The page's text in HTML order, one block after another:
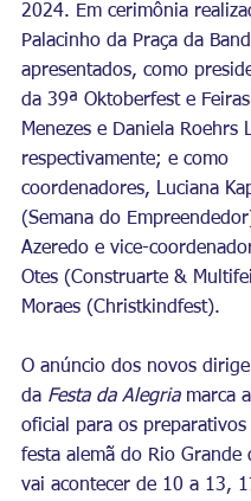
2024. Em cerimônia
Palacinho da Praça da
apresentados, como
da 39ª Oktoberfest e
Menezes e Daniela Roehrs
respectivamente; e como
coordenadores, Luciana
(Semana do
Azeredo e vice-
Otes (Construarte &
Moraes (Christkindfest).
O anúncio dos novos
da Festa da Alegria marca
oficial para os
festa alemã do Rio Grande
vai acontecer de 10 a 13,